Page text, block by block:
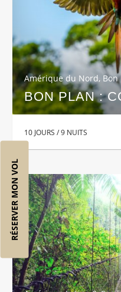
RÉSERVER MON VOL
Amérique du Nord, Bon
BON PLAN :
10 JOURS / 9 NUITS